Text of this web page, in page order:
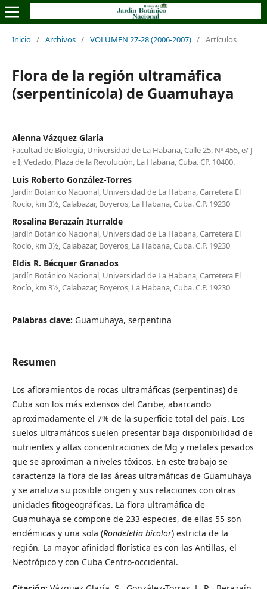
Inicio / Archivos / VOLUMEN 27-28 (2006-2007) / Artículos
Flora de la región ultramáfica
(serpentinícola) de Guamuhaya
Alenna Vázquez Glaría
Facultad de Biología, Universidad de La Habana, Calle 25, Nº 455, e/ J
e I, Vedado, Plaza de la Revolución, La Habana, Cuba. CP. 10400.
Luis Roberto González-Torres
Jardín Botánico Nacional, Universidad de La Habana, Carretera El
Rocío, km 3½, Calabazar, Boyeros, La Habana, Cuba. C.P. 19230
Rosalina Berazaín Iturralde
Jardín Botánico Nacional, Universidad de La Habana, Carretera El
Rocío, km 3½, Calabazar, Boyeros, La Habana, Cuba. C.P. 19230
Eldis R. Bécquer Granados
Jardín Botánico Nacional, Universidad de La Habana, Carretera El
Rocío, km 3½, Calabazar, Boyeros, La Habana, Cuba. C.P. 19230
Palabras clave: Guamuhaya, serpentina
Resumen
Los afloramientos de rocas ultramáficas (serpentinas) de
Cuba son los más extensos del Caribe, abarcando
aproximadamente el 7% de la superficie total del país. Los
suelos ultramáficos suelen presentar baja disponibilidad de
nutrientes y altas concentraciones de Mg y metales pesados
que se aproximan a niveles tóxicos. En este trabajo se
caracteriza la flora de las áreas ultramáficas de Guamuhaya
y se analiza su posible origen y sus relaciones con otras
unidades fitogeográficas. La flora ultramáfica de
Guamuhaya se compone de 233 especies, de ellas 55 son
endémicas y una sola (Rondeletia bicolor) estricta de la
región. La mayor afinidad florística es con las Antillas, el
Neotrópico y con Cuba Centro-occidental.